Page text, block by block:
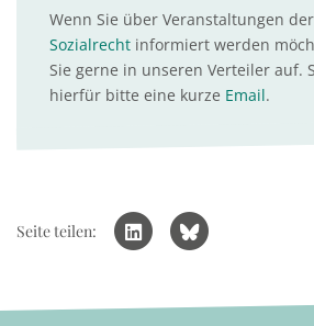
Wenn Sie über Veranstaltungen der
Sozialrecht informiert werden
Sie gerne in unseren Verteiler auf.
hierfür bitte eine kurze Email.
Seite teilen: